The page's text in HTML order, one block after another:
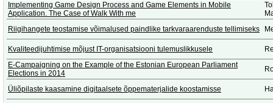
Implementing Game Design Process and Game Elements in Mobile
Application. The Case of Walk With me
Riigihangete teostamise võimalused paindlike tarkvaraarenduste tellimiseks
Kvaliteedijuhtimise mõjust IT-organisatsiooni tulemuslikkusele
E-Campaigning on the Example of the Estonian European Parliament
Elections in 2014
Üliõpilaste kaasamine digitaalsete õppematerjalide koostamisse